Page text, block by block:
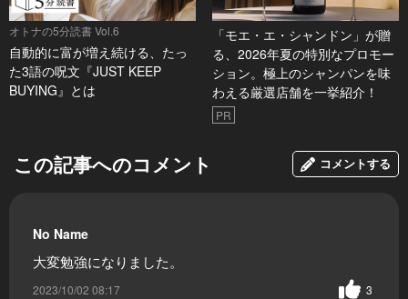
オトナの5分読書 Vol.6
自動的に富が増え続ける、たっ
た3語の呪文『JUST KEEP
BUYING』とは
「モエ・エ・シャンドン」が贈
る、2026年夏の特別なプロモー
ション。極上のシャンパンを味
わえる厳選店舗を一挙紹介！
PR
この記事へのコメント コメントする
No Name
大変勉強になりました。
2023/10/02 08:17 3